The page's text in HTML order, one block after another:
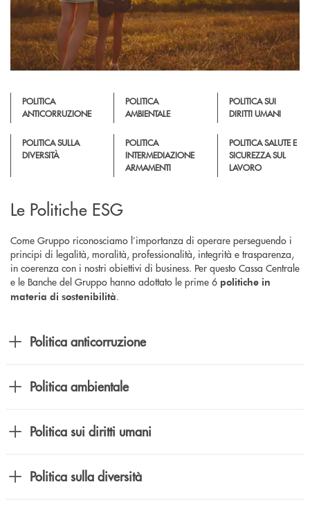
POLITICA
ANTICORRUZIONE
POLITICA
AMBIENTALE
POLITICA SUI
DIRITTI UMANI
POLITICA SULLA
DIVERSITÀ
POLITICA
INTERMEDIAZIONE
ARMAMENTI
POLITICA SALUTE E
SICUREZZA SUL
LAVORO
Le Politiche ESG
Come Gruppo riconosciamo l’importanza di operare perseguendo i
principi di legalità, moralità, professionalità, integrità e trasparenza,
in coerenza con i nostri obiettivi di business. Per questo Cassa Centrale
e le Banche del Gruppo hanno adottato le prime 6 politiche in
materia di sostenibilità.
Politica anticorruzione
Politica ambientale
Politica sui diritti umani
Politica sulla diversità